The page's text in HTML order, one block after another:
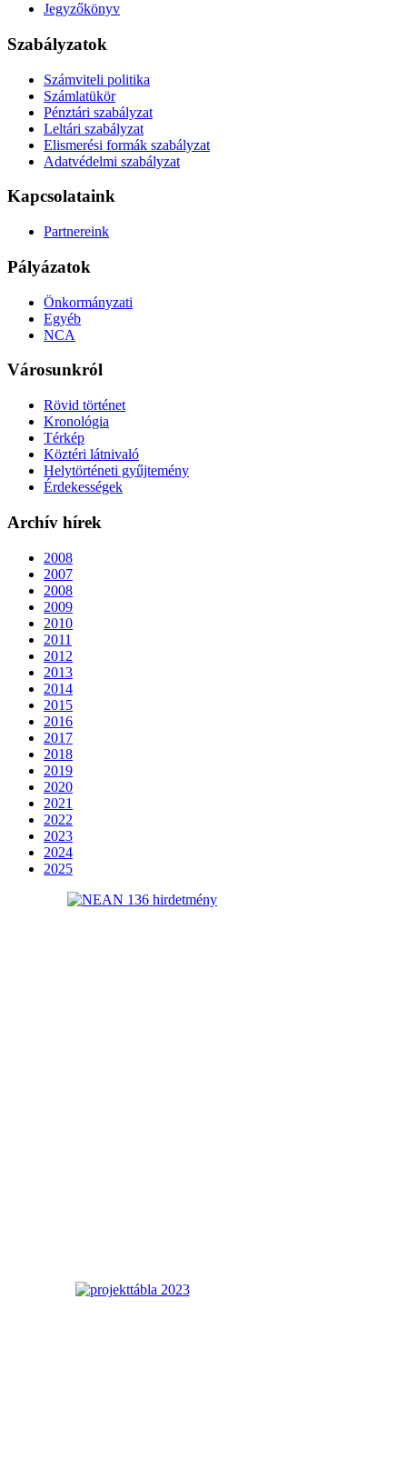
Jegyzőkönyv
Szabályzatok
Számviteli politika
Számlatükör
Pénztári szabályzat
Leltári szabályzat
Elismerési formák szabályzat
Adatvédelmi szabályzat
Kapcsolataink
Partnereink
Pályázatok
Önkormányzati
Egyéb
NCA
Városunkról
Rövid történet
Kronológia
Térkép
Köztéri látnivaló
Helytörténeti gyűjtemény
Érdekességek
Archív hírek
2008
2007
2008
2009
2010
2011
2012
2013
2014
2015
2016
2017
2018
2019
2020
2021
2022
2023
2024
2025